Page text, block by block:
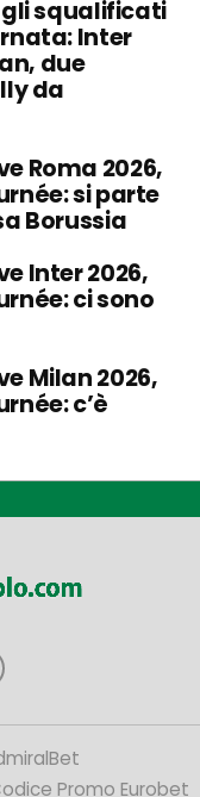
gli squalificati
Inter
due
da
Roma 2026,
si parte
Borussia
Inter 2026,
ci sono
Milan 2026,
c’è
Promo Eurobet